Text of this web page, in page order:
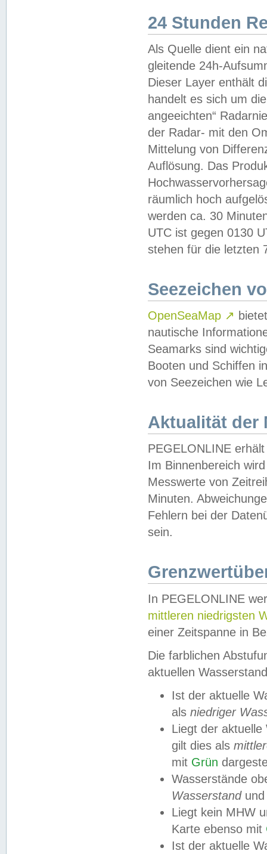
24 Stunden
Als Quelle dient ein
gleitende 24h-
Dieser Layer enthält
handelt es sich um
angeeichten“
der Radar- mit den
Mittelung von
Auflösung. Das
räumlich hoch
werden ca. 30
UTC ist gegen 0130
stehen für die letzten
Seezeichen
OpenSeaMap ↗
nautische
Seamarks sind
Booten und Schiffen
von Seezeichen wie
Aktualität der
PEGELONLINE
Im Binnenbereich
Messwerte von
Minuten.
Fehlern bei der
sein.
In PEGELONLINE
mittleren niedrigsten
einer Zeitspanne in
Die farblichen
aktuellen
Ist der aktuelle
als niedriger
Liegt der
gilt dies als
mit Grün
Wasserstände
Wasserstandund
Liegt kein MHW
Karte ebenso mit
Ist der aktuelle